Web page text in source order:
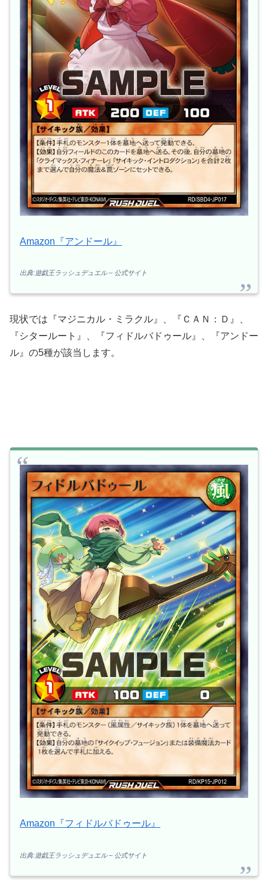
Amazon『アンドール』
出典:遊戯王ラッシュデュエル – 公式サイト
現状では『マジニカル・ミラクル』、『ＣＡＮ：Ｄ』、
『シタールート』、『フィドルバドゥール』、『アンドー
ル』の5種が該当します。
Amazon『フィドルバドゥール』
出典:遊戯王ラッシュデュエル – 公式サイト